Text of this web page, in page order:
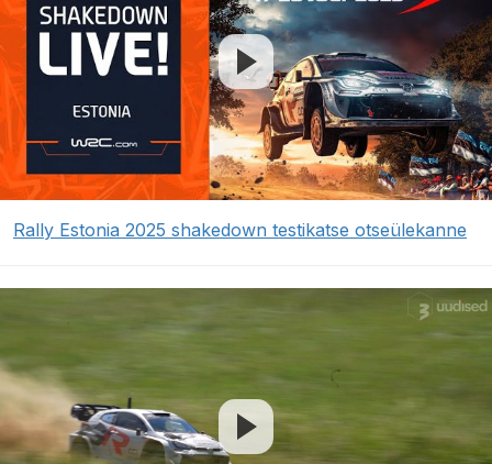
Rally Estonia 2025 shakedown testikatse otseülekanne